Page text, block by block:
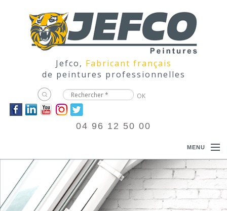
Jefco, Fabricant français
de peintures professionnelles
04 96 12 50 00
MENU
ACCUEIL
PRODUITS